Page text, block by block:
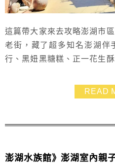
這篇帶大家來去攻略澎湖市
老街，藏了超多知名澎湖伴
行、黑妞黑糖糕、正一花生
READ
澎湖水族館》澎湖室內親